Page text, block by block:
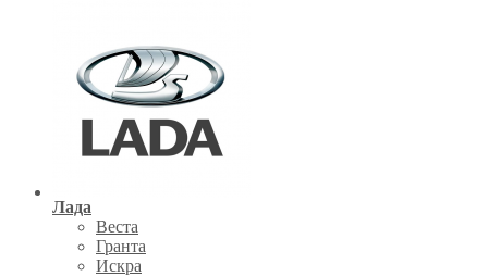
Лада
Веста
Гранта
Искра